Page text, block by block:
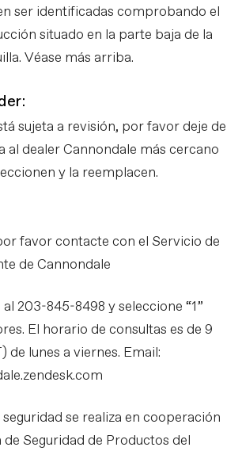
ser identificadas comprobando el
situado en la parte baja de la
Véase más arriba.
sujeta a revisión, por favor deje de
al dealer Cannondale más cercano
y la reemplacen.
favor contacte con el Servicio de
de Cannondale
203-845-8498 y seleccione “1”
El horario de consultas es de 9
de lunes a viernes. Email:
se realiza en cooperación
Seguridad de Productos del